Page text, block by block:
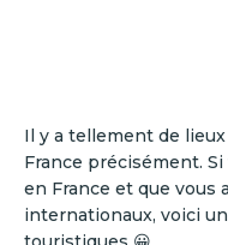
Il y a tellement de
France précisément.
en France et que vous
internationaux, voici